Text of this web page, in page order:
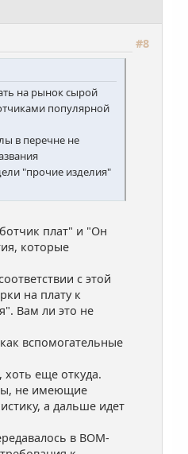
#8
на рынок сырой
популярной
в перечне не
"прочие изделия"
плат" и "Он
которые
с этой
на плату к
Вам ли это не
вспомогательные
еще откуда.
не имеющие
а дальше идет
в BOM-